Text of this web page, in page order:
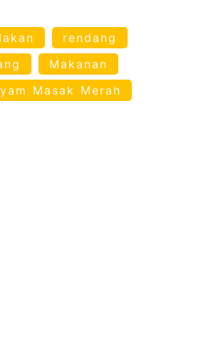
rendang
Makanan
Masak Merah